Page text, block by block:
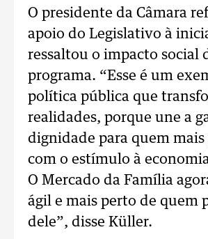
O presidente da Câmara
apoio do Legislativo à
ressaltou o impacto social
programa. “Esse é um
política pública que
realidades, porque une a
dignidade para quem mais
com o estímulo à
O Mercado da Família
ágil e mais perto de quem
dele”, disse Küller.